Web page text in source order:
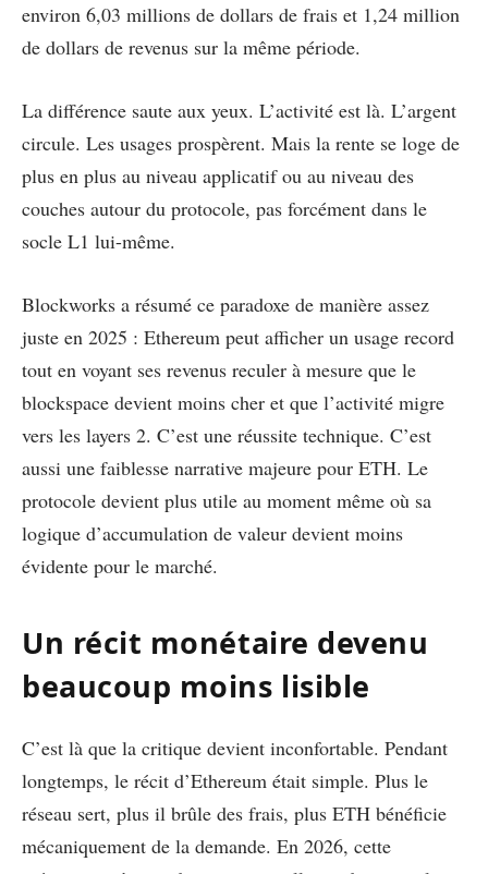
environ 6,03 millions de dollars de frais et 1,24 million
de dollars de revenus sur la même période.
La différence saute aux yeux. L’activité est là. L’argent
circule. Les usages prospèrent. Mais la rente se loge de
plus en plus au niveau applicatif ou au niveau des
couches autour du protocole, pas forcément dans le
socle L1 lui-même.
Blockworks a résumé ce paradoxe de manière assez
juste en 2025 : Ethereum peut afficher un usage record
tout en voyant ses revenus reculer à mesure que le
blockspace devient moins cher et que l’activité migre
vers les layers 2. C’est une réussite technique. C’est
aussi une faiblesse narrative majeure pour ETH. Le
protocole devient plus utile au moment même où sa
logique d’accumulation de valeur devient moins
évidente pour le marché.
Un récit monétaire devenu
beaucoup moins lisible
C’est là que la critique devient inconfortable. Pendant
longtemps, le récit d’Ethereum était simple. Plus le
réseau sert, plus il brûle des frais, plus ETH bénéficie
mécaniquement de la demande. En 2026, cette